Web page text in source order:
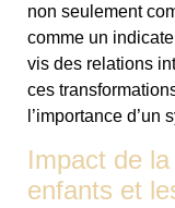
non seulement
comme un
vis des relations
ces
l’importance
Impact de
enfants et